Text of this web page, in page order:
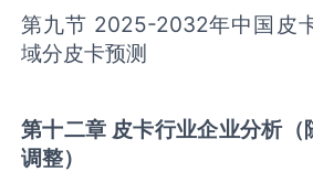
第九节 2025-2032年中国‌‌皮
域分‌皮卡‌‌预测
第十二章 皮卡行业企业分析（
调整）